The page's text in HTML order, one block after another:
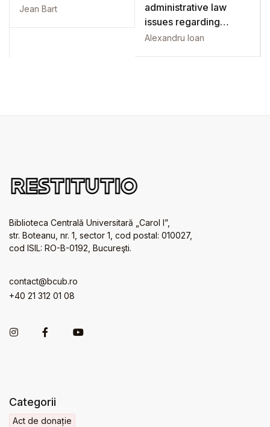
Jean Bart
administrative law
issues regarding
central and local
Alexandru Ioan
Biblioteca Centrală Universitară „Carol I”,
str. Boteanu, nr. 1, sector 1, cod postal: 010027,
cod ISIL: RO-B-0192, Bucureşti.
contact@bcub.ro
+40 21 312 01 08
Categorii
Act de donație